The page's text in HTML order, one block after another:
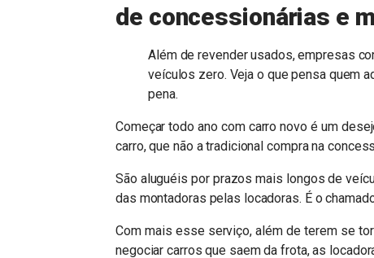
de concessionárias e
Além de revender usados, empresas
veículos zero. Veja o que pensa quem
pena.
Começar todo ano com carro novo é um
carro, que não a tradicional compra na
São aluguéis por prazos mais longos de
das montadoras pelas locadoras. É o
Com mais esse serviço, além de terem se
negociar carros que saem da frota, as